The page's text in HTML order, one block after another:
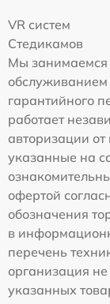
VR систем
Стедикамов
Мы занимаемся
обслуживанием
гарантийного
работает
авторизации
указанные на
офертой
обозначения
в
перечень
организация
указанных